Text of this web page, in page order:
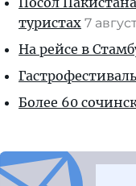
туристах 7
На рейсе в
Более 60